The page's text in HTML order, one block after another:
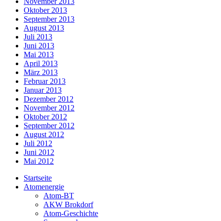
Oktober 2013
September 2013
August 2013
Juli 2013
Juni 2013
Mai 2013
April 2013
März 2013
Februar 2013
Januar 2013
Dezember 2012
November 2012
Oktober 2012
September 2012
August 2012
Juli 2012
Juni 2012
Mai 2012
Startseite
Atomenergie
Atom-BT
AKW Brokdorf
Atom-Geschichte